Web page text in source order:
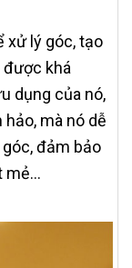
xử lý góc, tạo
được khá
dụng của nó,
mà nó dễ
đảm bảo
mẻ…